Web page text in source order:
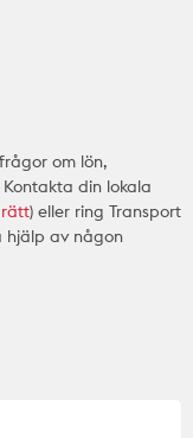
om lön,
din lokala
) eller ring Transport
av någon